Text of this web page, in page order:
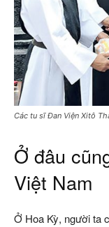
Các tu sĩ Đan Viện Xitô
Ở đâu
Việt Nam
Ở Hoa Kỳ, người ta